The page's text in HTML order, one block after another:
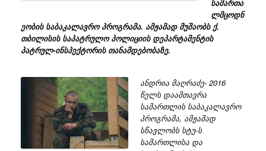
სამართა
ლმცოდნ
ეობის საბაკალავრო პროგრამა. ამჟამად მუშაობს ქ.
თბილისის საპატრულო პოლიციის დეპარტამენტის
პატრულ-ინსპექტორის თანამდებობაზე.
ანდრია მაღრაძე- 2016
წელს დაამთავრა
სამართლის საბაკალავრო
პროგრამა, ამჟამად
სწავლობს სტუ-ს
სამართლისა და